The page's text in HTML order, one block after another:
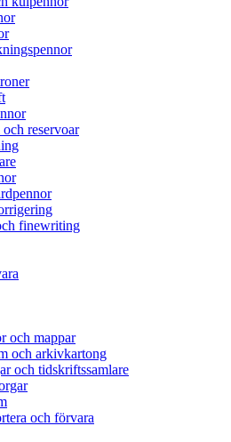
reservoar
finewriting
och mappar
och arkivkartong
och tidskriftssamlare
och förvara